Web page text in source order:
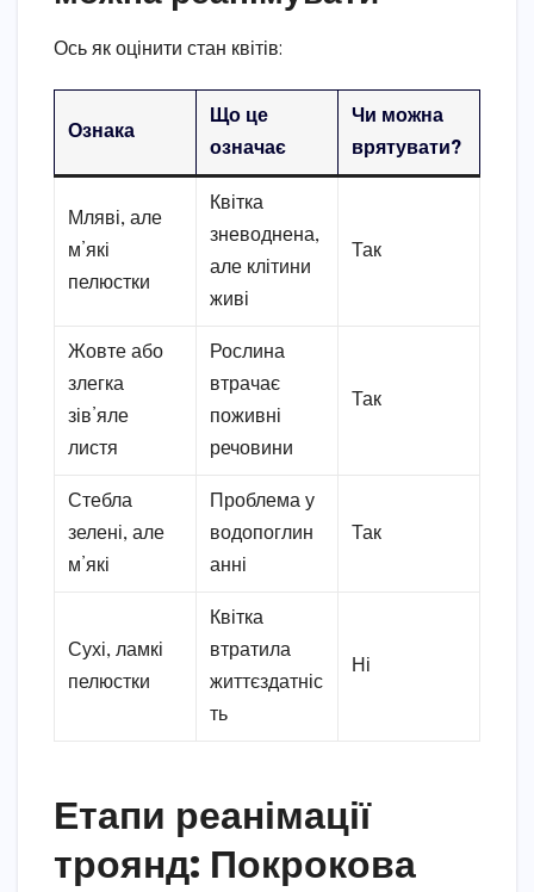
Ось як оцінити стан квітів:
Ознака
Що це
означає
Чи можна
врятувати?
Мляві, але
м’які
пелюстки
Квітка
зневоднена,
але клітини
живі
Так
Жовте або
злегка
зів’яле
листя
Рослина
втрачає
поживні
речовини
Так
Стебла
зелені, але
м’які
Проблема у
водопоглин
анні
Так
Сухі, ламкі
пелюстки
Квітка
втратила
життєздатніс
ть
Ні
Етапи реанімації
троянд: Покрокова